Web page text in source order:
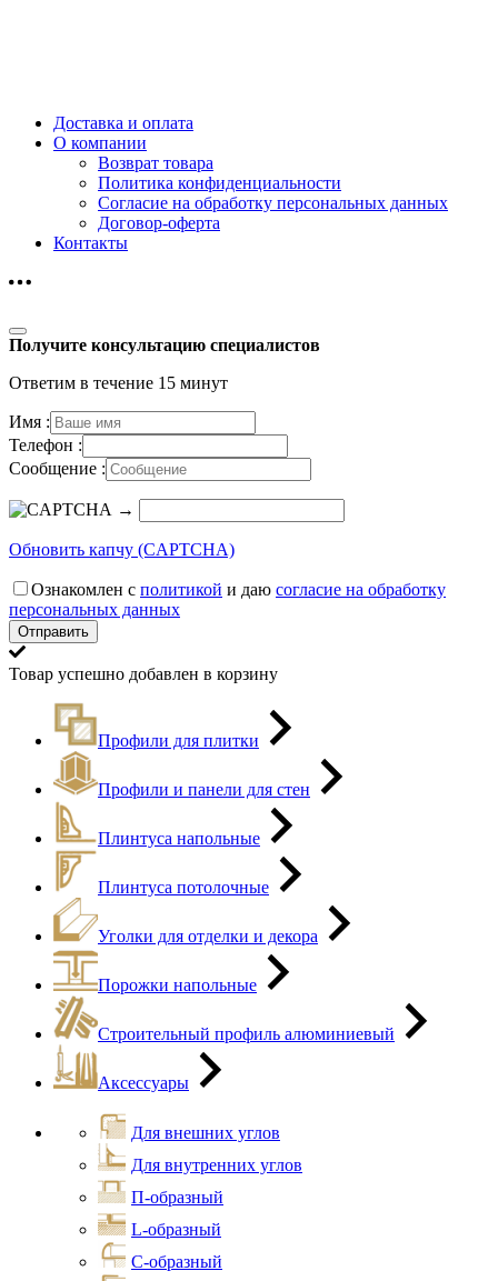
Доставка и оплата
О компании
Возврат товара
Политика конфиденциальности
Согласие на обработку персональных данных
Договор-оферта
Контакты
Получите консультацию специалистов
Ответим в течение 15 минут
Имя :
Телефон :
Сообщение :
→
Обновить капчу (CAPTCHA)
Ознакомлен с политикой и даю согласие на обработку
персональных данных
Товар успешно добавлен в корзину
Профили для плитки
Профили и панели для стен
Плинтуса напольные
Плинтуса потолочные
Уголки для отделки и декора
Порожки напольные
Строительный профиль алюминиевый
Аксессуары
Для внешних углов
Для внутренних углов
П-образный
L-образный
С-образный